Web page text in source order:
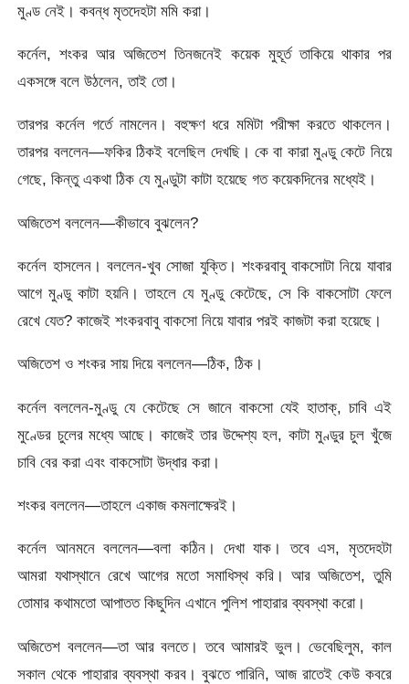
মুণ্ড নেই। কবন্ধ মৃতদেহটা মমি করা।
কর্নেল, শংকর আর অজিতেশ তিনজনেই কয়েক মুহূর্ত তাকিয়ে থাকার পর
একসঙ্গে বলে উঠলেন, তাই তো।
তারপর কর্নেল গর্তে নামলেন। বহুক্ষণ ধরে মমিটা পরীক্ষা করতে থাকলেন।
তারপর বললেন—ফকির ঠিকই বলেছিল দেখছি। কে বা কারা মুণ্ডু কেটে নিয়ে
গেছে, কিন্তু একথা ঠিক যে মুণ্ডুটা কাটা হয়েছে গত কয়েকদিনের মধ্যেই।
অজিতেশ বললেন—কীভাবে বুঝলেন?
কর্নেল হাসলেন। বললেন-খুব সোজা যুক্তি। শংকরবাবু বাকসোটা নিয়ে যাবার
আগে মুণ্ডু কাটা হয়নি। তাহলে যে মুণ্ডু কেটেছে, সে কি বাকসোটা ফেলে
রেখে যেত? কাজেই শংকরবাবু বাকসো নিয়ে যাবার পরই কাজটা করা হয়েছে।
অজিতেশ ও শংকর সায় দিয়ে বললেন—ঠিক, ঠিক।
কর্নেল বললেন-মুণ্ডু যে কেটেছে সে জানে বাকসো যেই হাতাক্, চাবি এই
মুণ্ডের চুলের মধ্যে আছে। কাজেই তার উদ্দেশ্য হল, কাটা মুণ্ডুর চুল খুঁজে
চাবি বের করা এবং বাকসোটা উদ্ধার করা।
শংকর বললেন—তাহলে একাজ কমলাক্ষেরই।
কর্নেল আনমনে বললেন—বলা কঠিন। দেখা যাক। তবে এস, মৃতদেহটা
আমরা যথাস্থানে রেখে আগের মতো সমাধিস্থ করি। আর অজিতেশ, তুমি
তোমার কথামতো আপাতত কিছুদিন এখানে পুলিশ পাহারার ব্যবস্থা করো।
অজিতেশ বললেন—তা আর বলতে। তবে আমারই ভুল। ভেবেছিলুম, কাল
সকাল থেকে পাহারার ব্যবস্থা করব। বুঝতে পারিনি, আজ রাতেই কেউ কবরে